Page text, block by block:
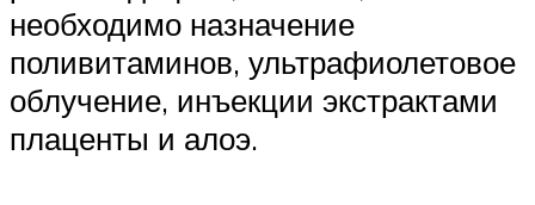
необходимо назначение
поливитаминов, ультрафиолетовое
облучение, инъекции экстрактами
плаценты и алоэ.